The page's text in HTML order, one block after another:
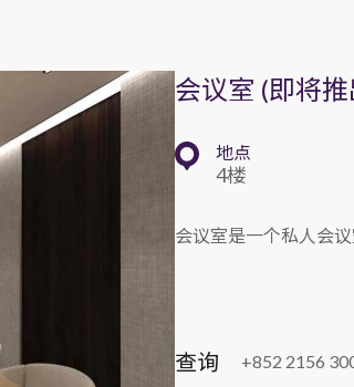
会议室 (即将
地点
4楼
会议室是一个私人会
查询 +852 2156